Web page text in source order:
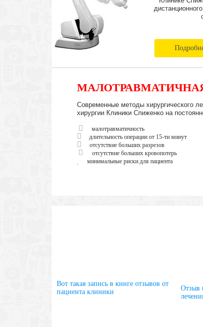
Современные методы хирургического
хирургии Клиники Спиженко на
малотравматичность
длительность операции от 15-ти минут
отсутствие больших разрезов
отсутствие больших кровопотерь
минимальные риски для пациента
Вот такая запись в книге отзывов от
пациента клиники
Отзыв